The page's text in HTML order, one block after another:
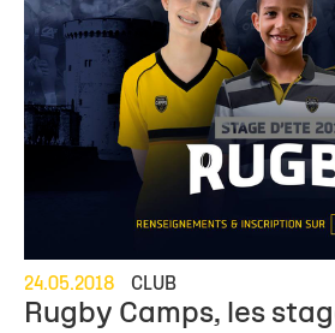
24.05.2018 CLUB
Rugby Camps, les